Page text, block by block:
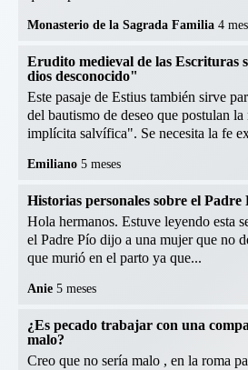
Monasterio de la Sagrada Familia 4
Erudito medieval de las Escrituras
dios desconocido"
Este pasaje de Estius también sirve
del bautismo de deseo que postulan
implícita salvífica". Se necesita la fe
Emiliano 5 meses
Historias personales sobre el Padre
Hola hermanos. Estuve leyendo esta
el Padre Pío dijo a una mujer que no
que murió en el parto ya que...
Anie 5 meses
¿Es pecado trabajar con una
malo?
Creo que no sería malo , en la roma